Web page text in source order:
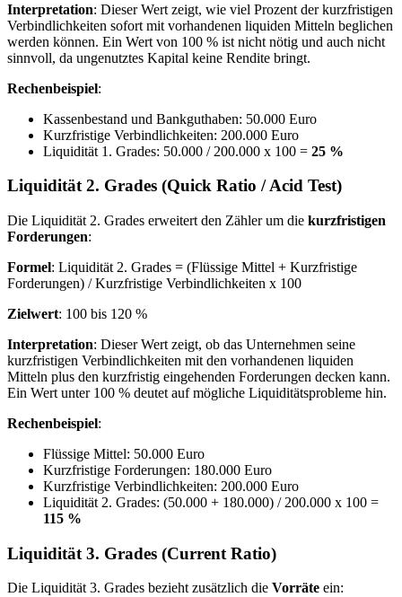
Interpretation: Dieser Wert zeigt, wie viel Prozent der kurzfristigen
Verbindlichkeiten sofort mit vorhandenen liquiden Mitteln beglichen
werden können. Ein Wert von 100 % ist nicht nötig und auch nicht
sinnvoll, da ungenutztes Kapital keine Rendite bringt.
Rechenbeispiel:
Kassenbestand und Bankguthaben: 50.000 Euro
Kurzfristige Verbindlichkeiten: 200.000 Euro
Liquidität 1. Grades: 50.000 / 200.000 x 100 = 25 %
Liquidität 2. Grades (Quick Ratio / Acid Test)
Die Liquidität 2. Grades erweitert den Zähler um die kurzfristigen
Forderungen:
Formel: Liquidität 2. Grades = (Flüssige Mittel + Kurzfristige
Forderungen) / Kurzfristige Verbindlichkeiten x 100
Zielwert: 100 bis 120 %
Interpretation: Dieser Wert zeigt, ob das Unternehmen seine
kurzfristigen Verbindlichkeiten mit den vorhandenen liquiden
Mitteln plus den kurzfristig eingehenden Forderungen decken kann.
Ein Wert unter 100 % deutet auf mögliche Liquiditätsprobleme hin.
Rechenbeispiel:
Flüssige Mittel: 50.000 Euro
Kurzfristige Forderungen: 180.000 Euro
Kurzfristige Verbindlichkeiten: 200.000 Euro
Liquidität 2. Grades: (50.000 + 180.000) / 200.000 x 100 =
115 %
Liquidität 3. Grades (Current Ratio)
Die Liquidität 3. Grades bezieht zusätzlich die Vorräte ein: